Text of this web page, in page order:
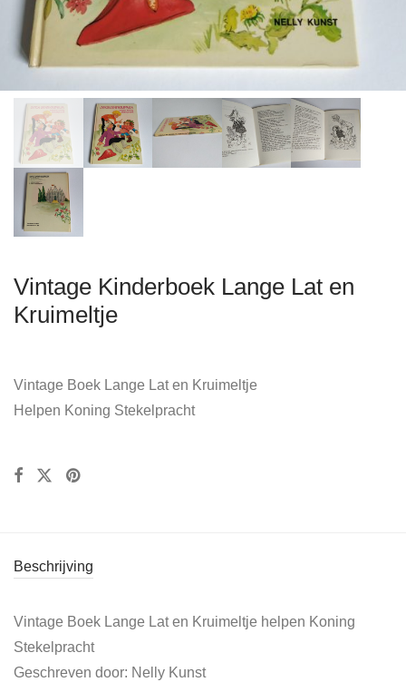
Vintage Kinderboek Lange Lat en
Kruimeltje
Vintage Boek Lange Lat en Kruimeltje
Helpen Koning Stekelpracht
Beschrijving
Vintage Boek Lange Lat en Kruimeltje helpen Koning
Stekelpracht
Geschreven door: Nelly Kunst